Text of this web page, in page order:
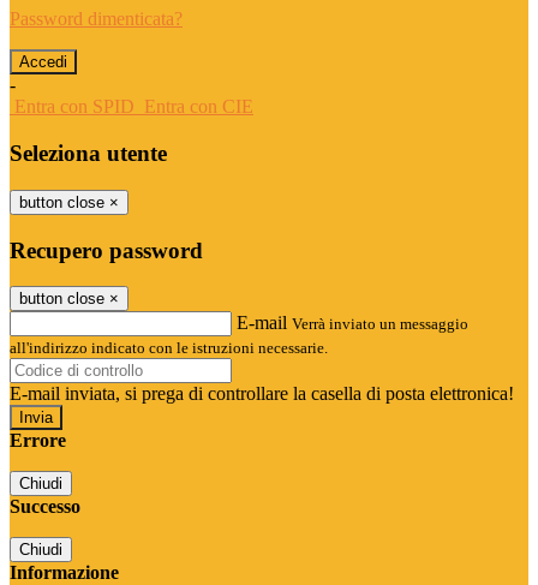
Password dimenticata?
-
Entra con SPID Entra con CIE
Seleziona utente
button close ×
Recupero password
button close ×
E-mail Verrà inviato un messaggio
all'indirizzo indicato con le istruzioni necessarie.
E-mail inviata, si prega di controllare la casella di posta elettronica!
Errore
Chiudi
Successo
Chiudi
Informazione